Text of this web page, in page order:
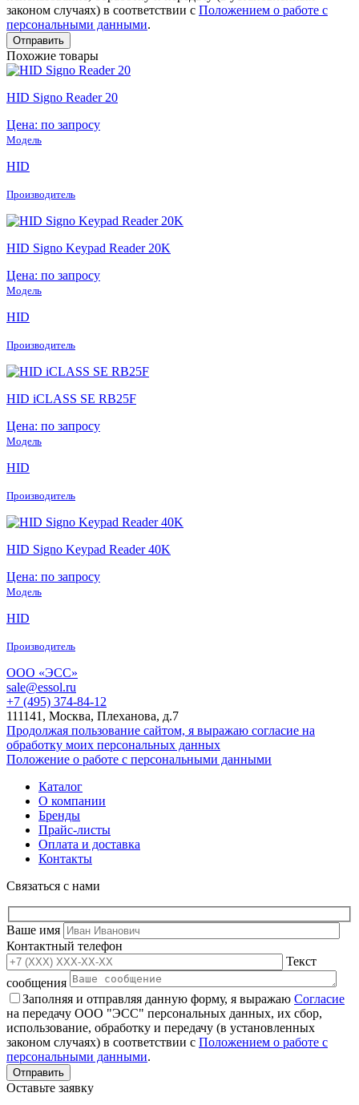
законом случаях) в соответствии с Положением о работе с
персональными данными.
Похожие товары
HID Signo Reader 20
Цена: по запросу
Модель
HID
Производитель
HID Signo Keypad Reader 20K
Цена: по запросу
Модель
HID
Производитель
HID iCLASS SE RB25F
Цена: по запросу
Модель
HID
Производитель
HID Signo Keypad Reader 40K
Цена: по запросу
Модель
HID
Производитель
ООО «ЭСС»
sale@essol.ru
+7 (495) 374-84-12
111141, Москва, Плеханова, д.7
Продолжая пользование сайтом, я выражаю согласие на
обработку моих персональных данных
Положение о работе с персональными данными
Каталог
О компании
Бренды
Прайс-листы
Оплата и доставка
Контакты
Связаться с нами
Ваше имя
Контактный телефон
Текст
сообщения
Заполняя и отправляя данную форму, я выражаю Согласие
на передачу ООО "ЭСС" персональных данных, их сбор,
использование, обработку и передачу (в установленных
законом случаях) в соответствии с Положением о работе с
персональными данными.
Оставьте заявку